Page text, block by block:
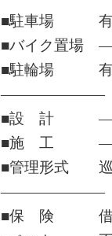
■駐車場
■バイク置場
■駐輪場
―――――――
■設 計
■施 工
■管理形式 巡
―――――――
■保 険 借家